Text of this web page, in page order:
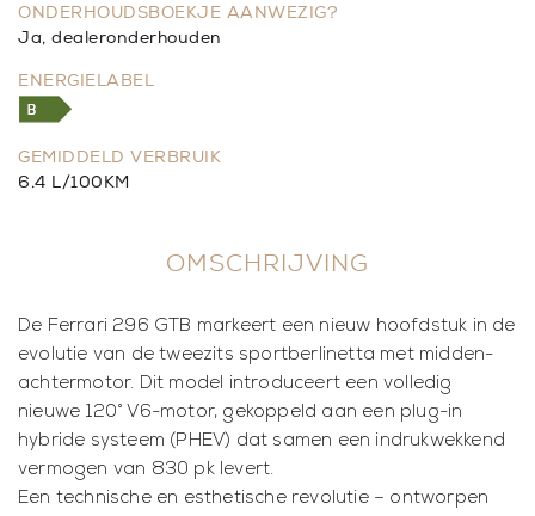
ONDERHOUDSBOEKJE AANWEZIG?
Ja, dealeronderhouden
ENERGIELABEL
GEMIDDELD VERBRUIK
6.4 L/100KM
OMSCHRIJVING
De Ferrari 296 GTB markeert een nieuw hoofdstuk in de
evolutie van de tweezits sportberlinetta met midden-
achtermotor. Dit model introduceert een volledig
nieuwe 120° V6-motor, gekoppeld aan een plug-in
hybride systeem (PHEV) dat samen een indrukwekkend
vermogen van 830 pk levert.
Een technische en esthetische revolutie – ontworpen